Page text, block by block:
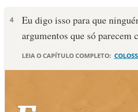
PALAVRA DO DIA
4
Eu digo isso para que
argumentos que só parecem
LEIA O CAPÍTULO COMPLETO: